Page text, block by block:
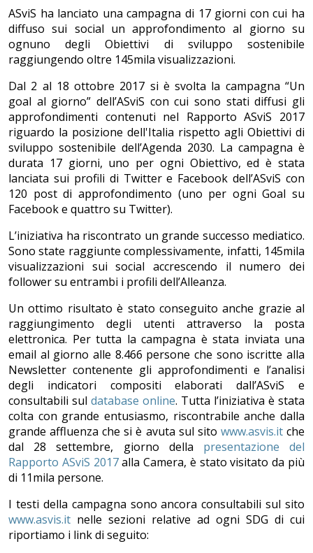
ASviS ha lanciato una campagna di 17 giorni con cui ha
diffuso sui social un approfondimento al giorno su
ognuno degli Obiettivi di sviluppo sostenibile
raggiungendo oltre 145mila visualizzazioni.
Dal 2 al 18 ottobre 2017 si è svolta la campagna “Un
goal al giorno” dell’ASviS con cui sono stati diffusi gli
approfondimenti contenuti nel Rapporto ASviS 2017
riguardo la posizione dell'Italia rispetto agli Obiettivi di
sviluppo sostenibile dell’Agenda 2030. La campagna è
durata 17 giorni, uno per ogni Obiettivo, ed è stata
lanciata sui profili di Twitter e Facebook dell’ASviS con
120 post di approfondimento (uno per ogni Goal su
Facebook e quattro su Twitter).
L’iniziativa ha riscontrato un grande successo mediatico.
Sono state raggiunte complessivamente, infatti, 145mila
visualizzazioni sui social accrescendo il numero dei
follower su entrambi i profili dell’Alleanza.
Un ottimo risultato è stato conseguito anche grazie al
raggiungimento degli utenti attraverso la posta
elettronica. Per tutta la campagna è stata inviata una
email al giorno alle 8.466 persone che sono iscritte alla
Newsletter contenente gli approfondimenti e l’analisi
degli indicatori compositi elaborati dall’ASviS e
consultabili sul database online. Tutta l’iniziativa è stata
colta con grande entusiasmo, riscontrabile anche dalla
grande affluenza che si è avuta sul sito www.asvis.itche
dal 28 settembre, giorno della presentazione del
Rapporto ASviS 2017alla Camera, è stato visitato da più
di 11mila persone.
I testi della campagna sono ancora consultabili sul sito
www.asvis.it nelle sezioni relative ad ogni SDG di cui
riportiamo i link di seguito: